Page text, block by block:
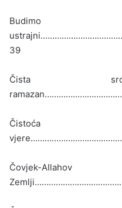
Budimo
39
Čista
Čovjek-